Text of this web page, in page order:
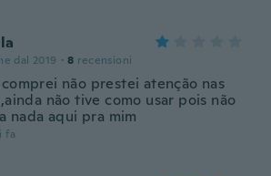
dal 2019 · 8 recensioni
não prestei atenção nas
não tive como usar pois não
nada aqui pra mim
fa